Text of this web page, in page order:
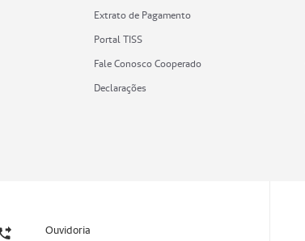
Extrato de Pagamento
Portal TISS
Fale Conosco Cooperado
Declarações
Ouvidoria